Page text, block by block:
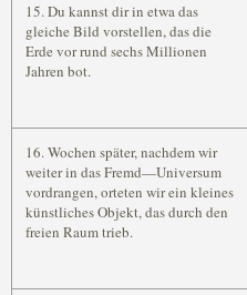
15. Du kannst dir in etwa das
gleiche Bild vorstellen, das die
Erde vor rund sechs Millionen
Jahren bot.
16. Wochen später, nachdem wir
weiter in das Fremd—Universum
vordrangen, orteten wir ein kleines
künstliches Objekt, das durch den
freien Raum trieb.